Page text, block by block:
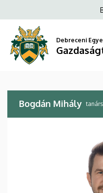
Mihály
Kar
a
tartalomra
Debreceni
Bogdán Mihály